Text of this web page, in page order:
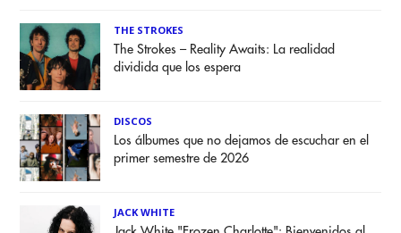
THE STROKES
The Strokes – Reality Awaits: La realidad
dividida que los espera
DISCOS
Los álbumes que no dejamos de escuchar en el
primer semestre de 2026
JACK WHITE